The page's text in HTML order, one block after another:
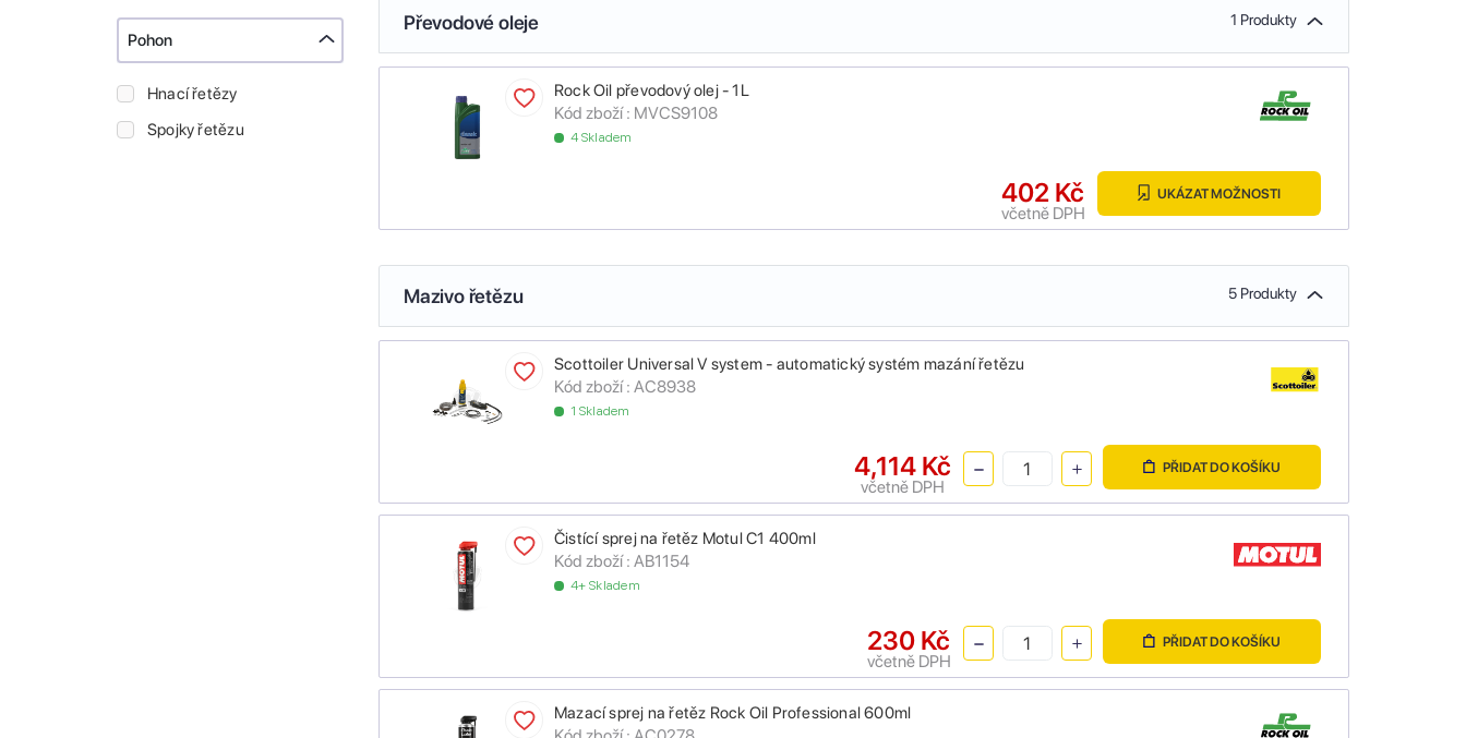
Pohon
Hnací řetězy
Spojky řetězu
Převodové oleje 1 Produkty
Rock Oil převodový olej - 1L
Kód zboží : MVCS9108
4 Skladem
402 Kč
včetně DPH
UKÁZAT MOŽNOSTI
Mazivo řetězu 5 Produkty
Scottoiler Universal V system - automatický systém mazání řetězu
Kód zboží : AC8938
1 Skladem
4,114 Kč
včetně DPH
PŘIDAT DO KOŠÍKU
Čistící sprej na řetěz Motul C1 400ml
Kód zboží : AB1154
4+ Skladem
230 Kč
včetně DPH
PŘIDAT DO KOŠÍKU
Mazací sprej na řetěz Rock Oil Professional 600ml